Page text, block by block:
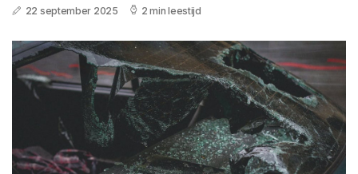
22 september 2025 2 min leestijd